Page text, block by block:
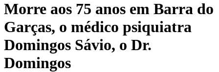
Morre aos 75 anos em Barra do
Garças, o médico psiquiatra
Domingos Sávio, o Dr.
Domingos